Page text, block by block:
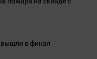
в финал